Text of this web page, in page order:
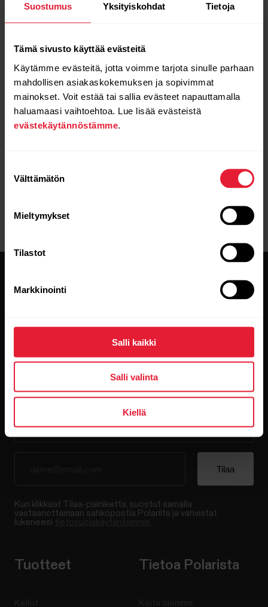
Suostumus Yksityiskohdat Tietoja
Tämä sivusto käyttää evästeitä
Käytämme evästeitä, jotta voimme tarjota sinulle parhaan
mahdollisen asiakaskokemuksen ja sopivimmat
mainokset. Voit estää tai sallia evästeet napauttamalla
haluamaasi vaihtoehtoa. Lue lisää evästeistä
evästekäytännöstämme
valinta
Välttämätön
Mieltymykset
Tilastot
Markkinointi
Salli kaikki
Salli valinta
Kiellä
Bluetooth-yhdistämispyynnön
vahvistusviesti
mobiililaitteessa näkyy sama koodi kuin kellossa.
Hyväksy Bluetooth-yhdistämispyyntö mobiililaitteessasi.
Vahvista PIN-koodi kellossa.
Yhdistäminen valmis
Pysy ajan tasalla.
Tilaa uutiskirjeemme, niin saat
uusinta tietoa suoraan sähköpostiisi.
Kun klikkaat Tilaa-painiketta, suostut samalla
vastaanottamaan sähköpostia Polarilta ja vahvistat
lukeneesi
Tuotteet Tietoa Polarista